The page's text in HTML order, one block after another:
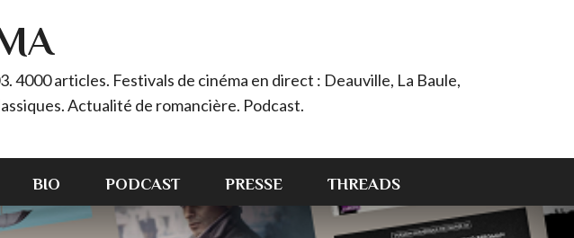
4000 articles. Festivals de cinéma en direct : Deauville, La Baule,
Actualité de romancière. Podcast.
BIO PODCAST PRESSE THREADS